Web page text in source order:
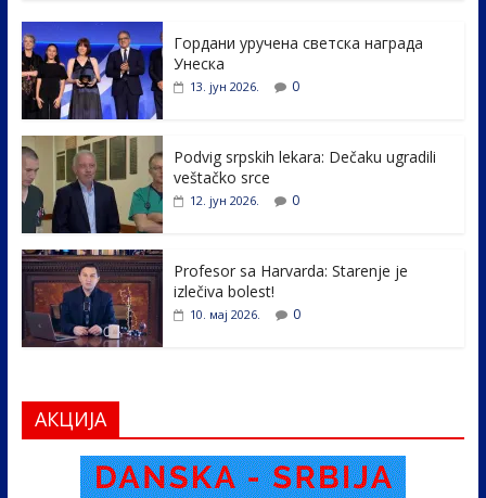
e
b
o
o
k
itt
er e
dI
e
Гордани уручена светска награда
Унеска
13. јун 2026. 0
Podvig srpskih lekara: Dečaku ugradili
veštačko srce
12. јун 2026. 0
Profesor sa Harvarda: Starenje je
izlečiva bolest!
10. мај 2026. 0
АКЦИЈА